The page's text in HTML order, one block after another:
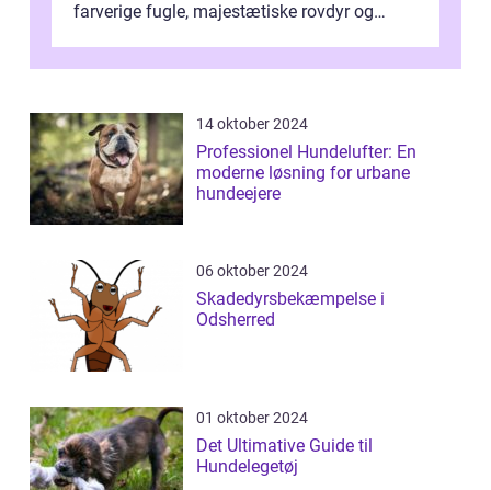
farverige fugle, majestætiske rovdyr og
14 oktober 2024
Professionel Hundelufter: En
moderne løsning for urbane
hundeejere
06 oktober 2024
Skadedyrsbekæmpelse i
Odsherred
01 oktober 2024
Det Ultimative Guide til
Hundelegetøj